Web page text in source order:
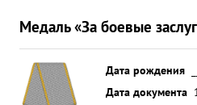
Медаль «За боевые
Дата рождения
Дата документа